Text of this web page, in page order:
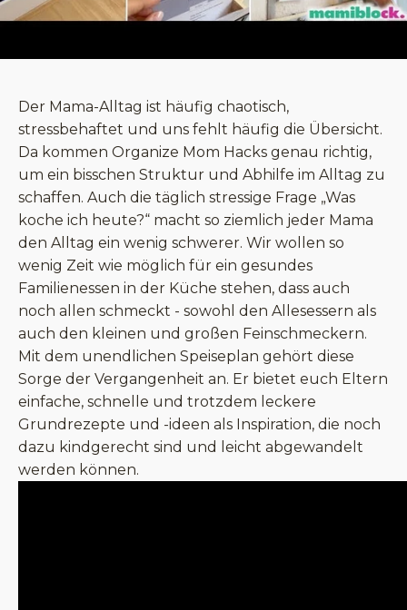
Der Mama-Alltag ist häufig chaotisch,
stressbehaftet und uns fehlt häufig die Übersicht.
Da kommen Organize Mom Hacks genau richtig,
um ein bisschen Struktur und Abhilfe im Alltag zu
schaffen. Auch die täglich stressige Frage „Was
koche ich heute?“ macht so ziemlich jeder Mama
den Alltag ein wenig schwerer. Wir wollen so
wenig Zeit wie möglich für ein gesundes
Familienessen in der Küche stehen, dass auch
noch allen schmeckt - sowohl den Allesessern als
auch den kleinen und großen Feinschmeckern.
Mit dem unendlichen Speiseplan gehört diese
Sorge der Vergangenheit an. Er bietet euch Eltern
einfache, schnelle und trotzdem leckere
Grundrezepte und -ideen als Inspiration, die noch
dazu kindgerecht sind und leicht abgewandelt
werden können.